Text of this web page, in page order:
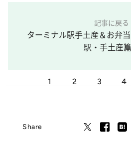
記事に戻る
ターミナル駅手土産＆お弁
駅・手土産
1 2 3 4
Share